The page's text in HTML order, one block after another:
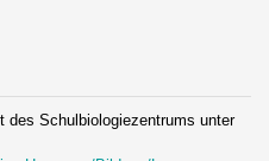
des Schulbiologiezentrums unter